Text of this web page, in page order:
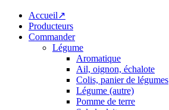
Accueil↗
Producteurs
Commander
Légume
Aromatique
Ail, oignon, échalote
Colis, panier de légumes
Légume (autre)
Pomme de terre